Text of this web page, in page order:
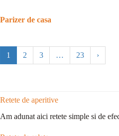
Parizer de casa
1 2 3 … 23 ›
Retete de aperitive
Am adunat aici retete simple si de